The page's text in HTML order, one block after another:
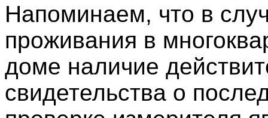
Напоминаем, что в
проживания в
доме наличие
свидетельства о